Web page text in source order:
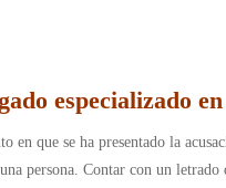
especializado
que se ha presentado la
persona. Contar con un